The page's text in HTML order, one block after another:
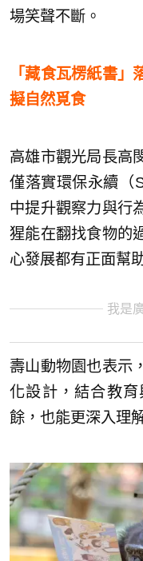
場笑聲不斷。
「藏食瓦楞紙書
擬自然覓食
高雄市觀光局長高
僅落實環保永續（
中提升觀察力與行
猩能在翻找食物的
心發展都有正面幫
我是
壽山動物園也表示
化設計，結合教
餘，也能更深入理